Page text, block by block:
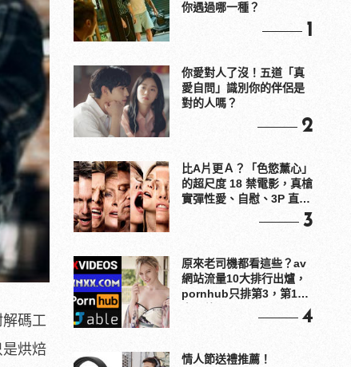
碼工
烘焙
你遇過哪一種？
1
你愛對人了沒！五道「真
愛自問」識別你的伴侶是
對的人嗎？
2
比A片更Ａ？「色慾薰心」
的超尺度 18 禁電影，真槍
實彈性愛、自慰、3P 直接
3
原來老司機都看這些？av
網站流量10大排行出爐，
pornhub只排第3，第1名
4
情人節送禮推薦！